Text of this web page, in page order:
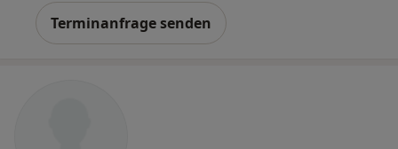
Terminanfrage senden